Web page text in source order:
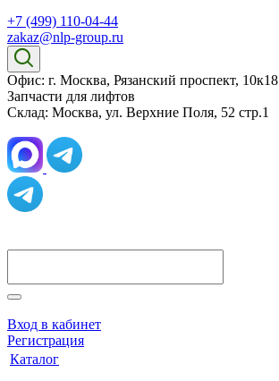
+7 (499) 110-04-44
zakaz@nlp-group.ru
Офис: г. Москва, Рязанский проспект, 10к18
Запчасти для лифтов
Склад: Москва, ул. Верхние Поля, 52 стр.1
Вход в кабинет
Регистрация
Каталог